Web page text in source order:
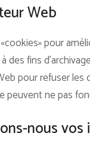
Web
pour
des fins
pour refuser
peuvent ne pas
nous vos